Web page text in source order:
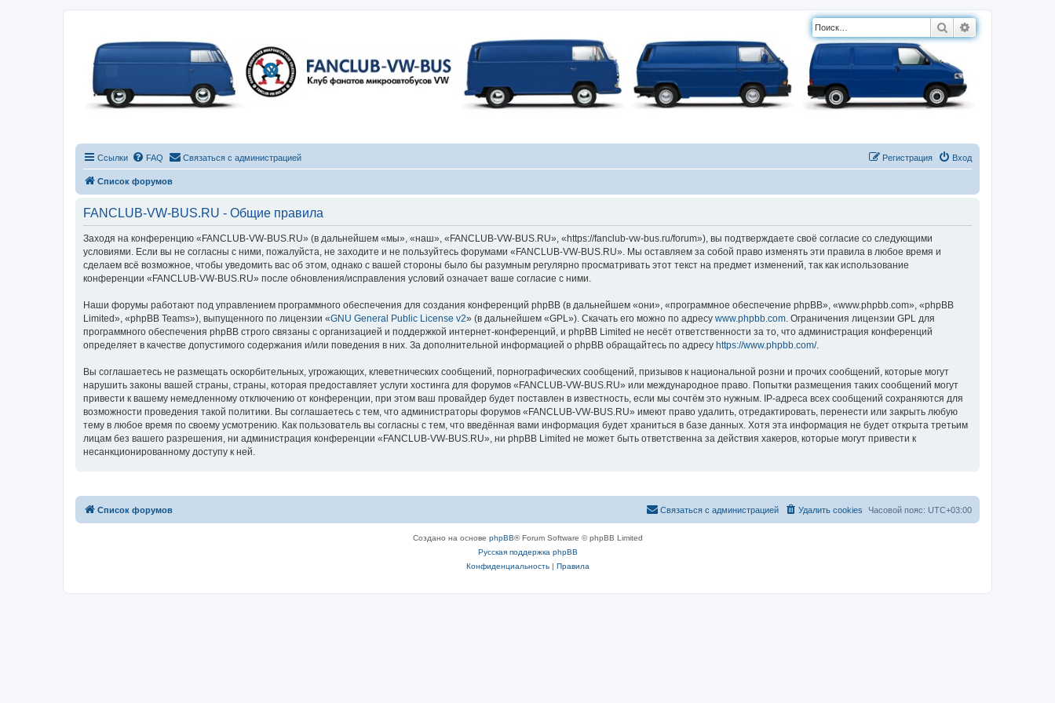
Поиск
Ссылки FAQ Связаться с администрацией Вход
Регистрация
Список форумов
FANCLUB-VW-BUS.RU - Общие правила
Заходя на конференцию «FANCLUB-VW-BUS.RU» (в дальнейшем «мы», «наш», «FANCLUB-VW-BUS.RU», «https://fanclub-vw-bus.ru/forum»), вы подтверждаете своё согласие со следующими
условиями. Если вы не согласны с ними, пожалуйста, не заходите и не пользуйтесь форумами «FANCLUB-VW-BUS.RU». Мы оставляем за собой право изменять эти правила в любое время и
сделаем всё возможное, чтобы уведомить вас об этом, однако с вашей стороны было бы разумным регулярно просматривать этот текст на предмет изменений, так как использование
конференции «FANCLUB-VW-BUS.RU» после обновления/исправления условий означает ваше согласие с ними.
Наши форумы работают под управлением программного обеспечения для создания конференций phpBB (в дальнейшем «они», «программное обеспечение phpBB», «www.phpbb.com», «phpBB
Limited», «phpBB Teams»), выпущенного по лицензии «GNU General Public License v2» (в дальнейшем «GPL»). Скачать его можно по адресу www.phpbb.com . Ограничения лицензии GPL для
программного обеспечения phpBB строго связаны с организацией и поддержкой интернет-конференций, и phpBB Limited не несёт ответственности за то, что администрация конференций
определяет в качестве допустимого содержания и/или поведения в них. За дополнительной информацией о phpBB обращайтесь по адресу https://www.phpbb.com/.
Вы соглашаетесь не размещать оскорбительных, угрожающих, клеветнических сообщений, порнографических сообщений, призывов к национальной розни и прочих сообщений, которые могут
нарушить законы вашей страны, страны, которая предоставляет услуги хостинга для форумов «FANCLUB-VW-BUS.RU» или международное право. Попытки размещения таких сообщений могут
привести к вашему немедленному отключению от конференции, при этом ваш провайдер будет поставлен в известность, если мы сочтём это нужным. IP-адреса всех сообщений сохраняются для
возможности проведения такой политики. Вы соглашаетесь с тем, что администраторы форумов «FANCLUB-VW-BUS.RU» имеют право удалить, отредактировать, перенести или закрыть любую
тему в любое время по своему усмотрению. Как пользователь вы согласны с тем, что введённая вами информация будет храниться в базе данных. Хотя эта информация не будет открыта третьим
лицам без вашего разрешения, ни администрация конференции «FANCLUB-VW-BUS.RU», ни phpBB Limited не может быть ответственна за действия хакеров, которые могут привести к
несанкционированному доступу к ней.
Список форумов Часовой пояс: UTC+03:00
Удалить cookies
Связаться с администрацией
Создано на основе phpBB® Forum Software © phpBB Limited
Русская поддержка phpBB
Конфиденциальность| Правила